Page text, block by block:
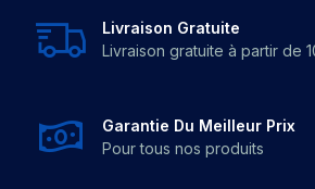
Livraison Gratuite
Livraison gratuite à partir de
Garantie Du Meilleur Prix
Pour tous nos produits